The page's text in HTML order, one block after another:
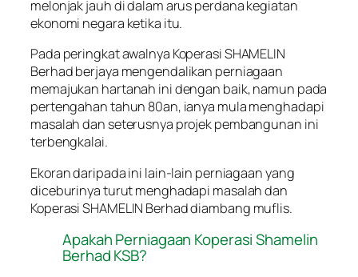
melonjak jauh di dalam arus perdana kegiatan
ekonomi negara ketika itu.
Pada peringkat awalnya Koperasi SHAMELIN
Berhad berjaya mengendalikan perniagaan
memajukan hartanah ini dengan baik, namun pada
pertengahan tahun 80an, ianya mula menghadapi
masalah dan seterusnya projek pembangunan ini
terbengkalai.
Ekoran daripada ini lain-lain perniagaan yang
diceburinya turut menghadapi masalah dan
Koperasi SHAMELIN Berhad diambang muflis.
Apakah Perniagaan Koperasi Shamelin
Berhad KSB?